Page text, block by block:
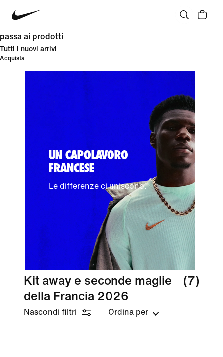
passa ai prodotti
Tutti i nuovi arrivi
Acquista
UN CAPOLAVORO
FRANCESE
Le differenze ci uniscono.
Kit away e seconde maglie
della Francia 2026
(7)
Nascondi filtri Ordina per